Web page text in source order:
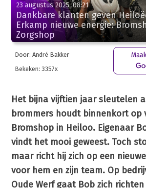
23 augustus 2025, 08:21
Dankbare klanten geven
Erkamp nieuwe energie:
Zorgshop
Door: André Bakker
Bekeken: 3357x
Het bijna vijftien jaar sleutelen
brommers houdt binnenkort op
Bromshop in Heiloo. Eigenaar
vindt het mooi geweest. Toch
maar richt hij zich op een
voor hem en zijn team. Op
Oude Werf gaat Bob zich